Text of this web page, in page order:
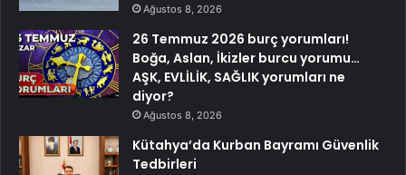
Ağustos 8, 2026
26 Temmuz 2026 burç yorumları!
Boğa, Aslan, İkizler burcu yorumu…
AŞK, EVLİLİK, SAĞLIK yorumları ne
diyor?
Ağustos 8, 2026
Kütahya’da Kurban Bayramı Güvenlik
Tedbirleri